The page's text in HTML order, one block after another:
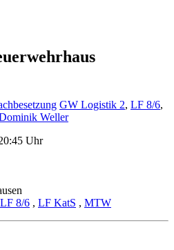
GW Logistik 2, LF 8/6,
Weller
Uhr
LF 8/6 , LF KatS , MTW